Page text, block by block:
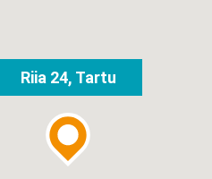
Riia 24, Tartu